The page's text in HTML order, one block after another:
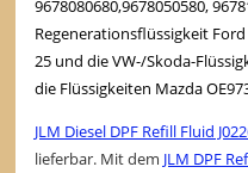
9678080680,9678050580,
Regenerationsflüssigkeit
25 und die VW-/Skoda-
die Flüssigkeiten Mazda
JLM Diesel DPF Refill Fluid
lieferbar. Mit dem JLM DPF